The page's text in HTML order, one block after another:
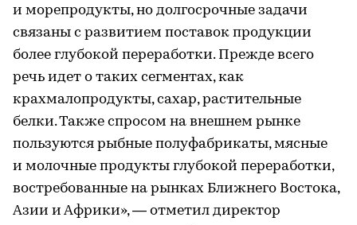
и морепродукты, но долгосрочные задачи
связаны с развитием поставок продукции
более глубокой переработки. Прежде всего
речь идет о таких сегментах, как
крахмалопродукты, сахар, растительные
белки. Также спросом на внешнем рынке
пользуются рыбные полуфабрикаты, мясные
и молочные продукты глубокой переработки,
востребованные на рынках Ближнего Востока,
Азии и Африки», — отметил директор